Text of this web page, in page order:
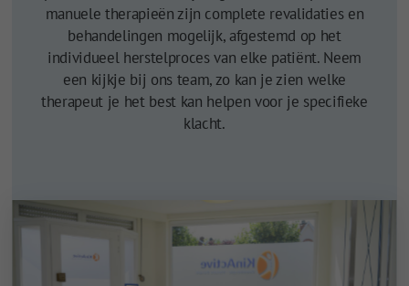
manuele therapieën zijn complete revalidaties en
behandelingen mogelijk, afgestemd op het
individueel herstelproces van elke patiënt. Neem
een kijkje bij ons team, zo kan je zien welke
therapeut je het best kan helpen voor je specifieke
klacht.